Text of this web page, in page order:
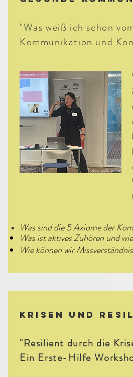
"Was weiß ich schon
Kommunikation und
f otocredit: privat
Was sind die 5 Axiome der
Was ist aktives Zuhören und
Wie können wir
KRISEn und
"Resilient durch die
Ein Erste-Hilfe